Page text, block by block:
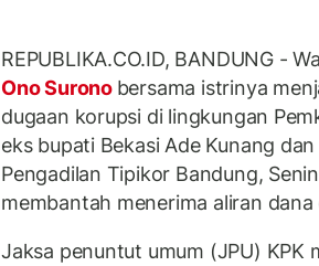
REPUBLIKA.CO.ID, BANDUNG -
Ono Surono bersama istrinya
dugaan korupsi di lingkungan
eks bupati Bekasi Ade Kunang
Pengadilan Tipikor Bandung,
membantah menerima aliran
Jaksa penuntut umum (JPU) KPK